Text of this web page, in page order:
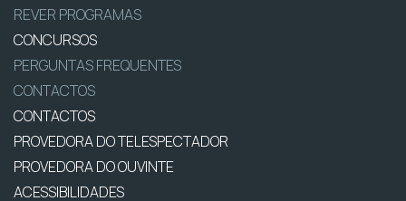
REVER PROGRAMAS
CONCURSOS
PERGUNTAS FREQUENTES
CONTACTOS
CONTACTOS
PROVEDORA DO TELESPECTADOR
PROVEDORA DO OUVINTE
ACESSIBILIDADES